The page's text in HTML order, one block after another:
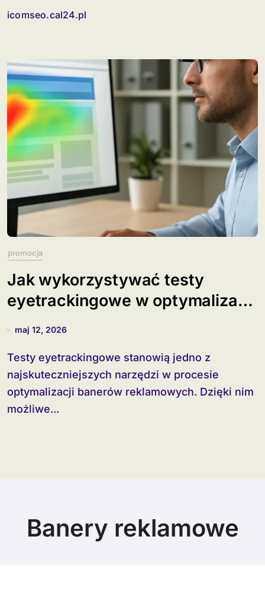
icomseo.cal24.pl
promocja
Jak wykorzystywać testy
eyetrackingowe w optymalizacji
banerów?
maj 12, 2026
Testy eyetrackingowe stanowią jedno z
najskuteczniejszych narzędzi w procesie
optymalizacji banerów reklamowych. Dzięki nim
możliwe...
Banery reklamowe